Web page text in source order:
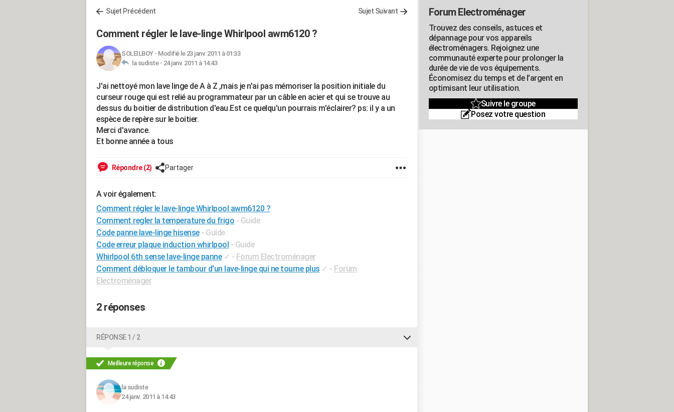
Sujet Précédent Sujet Suivant
Comment régler le lave-linge Whirlpool awm6120 ?
SOLEILBOY- Modifié le 23 janv. 2011 à 01:33
la sudiste - 24 janv. 2011 à 14:43
J'ai nettoyé mon lave linge de A à Z ,mais je n'ai pas mémoriser la position initiale du
curseur rouge qui est relié au programmateur par un câble en acier et qui se trouve au
dessus du boitier de distribution d'eau.Est ce quelqu'un pourrais m'éclairer? ps: il y a un
espèce de repère sur le boitier.
Merci d'avance.
Et bonne année a tous
Répondre (2) Partager
A voir également:
Comment régler le lave-linge Whirlpool awm6120 ?
Comment regler la temperature du frigo - Guide
Code panne lave-linge hisense - Guide
Code erreur plaque induction whirlpool - Guide
Whirlpool 6th sense lave-linge panne ✓ - Forum Electroménager
Comment débloquer le tambour d'un lave-linge qui ne tourne plus ✓ - Forum
Electroménager
2 réponses
RÉPONSE 1 / 2
Meilleure réponse
la sudiste
24 janv. 2011 à 14:43
Forum Electroménager
Trouvez des conseils, astuces et
dépannage pour vos appareils
électroménagers. Rejoignez une
communauté experte pour prolonger la
durée de vie de vos équipements.
Économisez du temps et de l'argent en
optimisant leur utilisation.
Suivre le groupe
Posez votre question